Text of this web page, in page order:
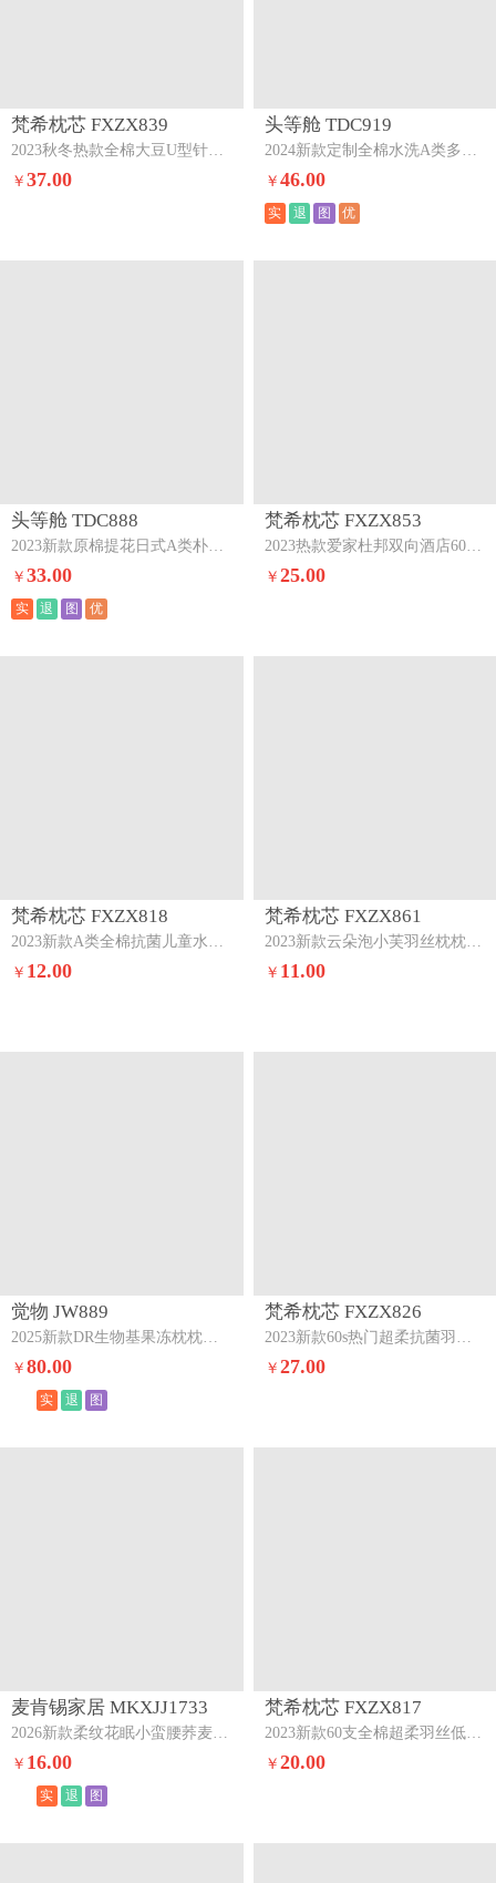
梵希枕芯 FXZX839
2023秋冬热款全棉大豆U型针织护颈枕枕头枕芯全棉大豆u型针织pe软管枕（含无纺布包装）
￥37.00
头等舱 TDC919
2024新款定制全棉水洗A类多功能护颈大豆抗菌枕头枕芯48*74cm/只舒睡五区护颈-灰（总重约1300克）
￥ 46.00
实 退 图 优
头等舱 TDC888
2023新款原棉提花日式A类朴染抗菌大豆枕芯朴染本白48*74cm（高约8CM受压后4CM)
￥33.00
实 退 图 优
梵希枕芯 FXZX853
2023热款爱家杜邦双向酒店60支A类全棉纤维护颈枕立体中枕
￥ 25.00
梵希枕芯 FXZX818
2023新款A类全棉抗菌儿童水洗枕头枕芯恐龙时代30x50cm
￥ 12.00
梵希枕芯 FXZX861
2023新款云朵泡小芙羽丝枕枕头枕芯奶白
￥ 11.00
觉物 JW889
2025新款DR生物基果冻枕枕头枕芯DR系列生物基果冻枕
￥80.00
实 退 图
梵希枕芯 FXZX826
2023新款60s热门超柔抗菌羽丝立体枕芯中枕
￥ 27.00
麦肯锡家居 MKXJJ1733
2026新款柔纹花眠小蛮腰荞麦护颈枕头枕芯绿拼灰
￥ 16.00
实 退 图
梵希枕芯 FXZX817
2023新款60支全棉超柔羽丝低枕头枕芯超柔羽丝超低枕（蓝边）
￥ 20.00